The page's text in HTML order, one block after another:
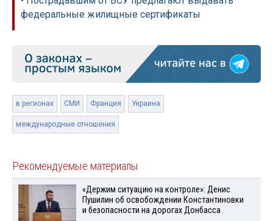
федеральные жилищные сертификаты
в регионах СМИ Франция Украина
международные отношения
Рекомендуемые материалы
«Держим ситуацию на контроле»: Денис
Пушилин об освобождении Константиновки
и безопасности на дорогах Донбасса